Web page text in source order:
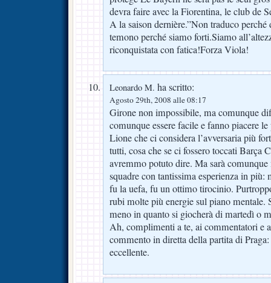
devra faire avec la Fiorentina, le club de
A la saison dernière.”Non traduco
temono perché siamo forti.Siamo
riconquistata con fatica!Forza Viola!
Leonardo M. ha scritto:
Agosto 29th, 2008 alle 08:17
Girone non impossibile, ma comunque
comunque essere facile e fanno piacere
Lione che ci considera l’avversaria più
tutti, cosa che se ci fossero toccati Barça
avremmo potuto dire. Ma sarà
squadre con tantissima esperienza in più:
fu la uefa, fu un ottimo tirocinio.
rubi molte più energie sul piano mentale.
meno in quanto si giocherà di martedì o
Ah, complimenti a te, ai commentatori e
commento in diretta della partita di
eccellente.